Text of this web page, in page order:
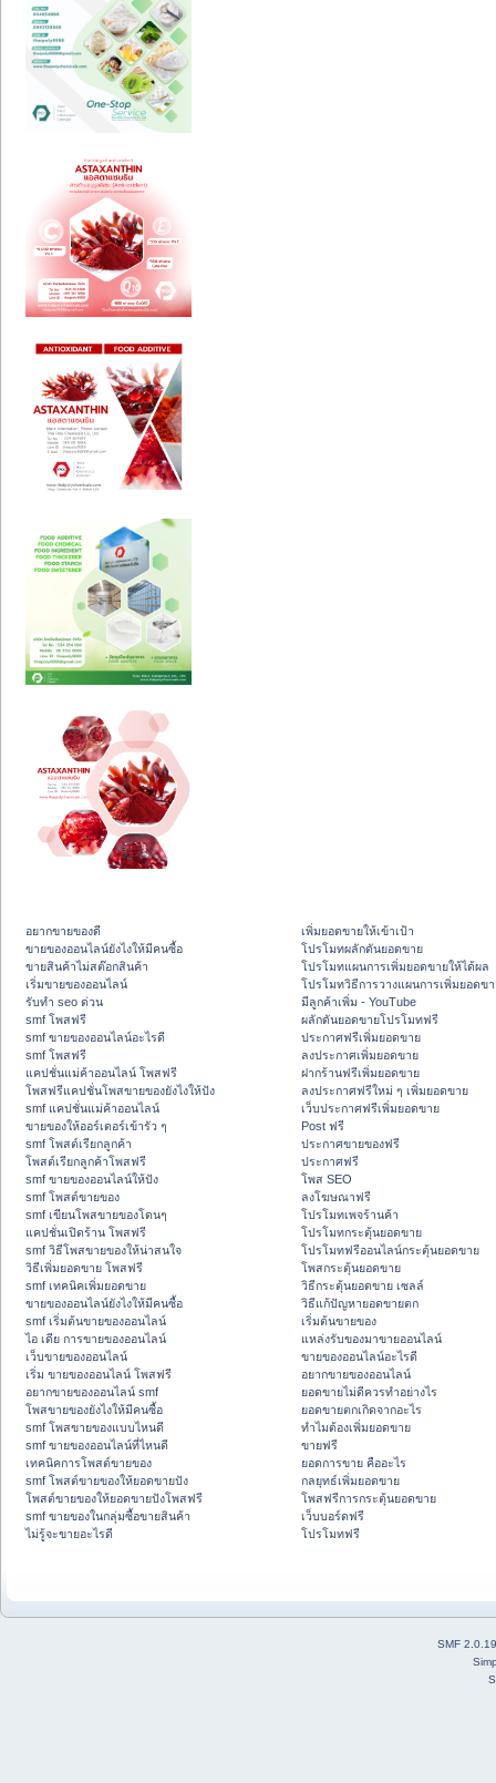
อยากขายของดี
ขายของออนไลน์ยังไงให้มีคนซื้อ
ขายสินค้าไม่สต๊อกสินค้า
เริ่มขายของออนไลน์
รับทำ seo ด่วน
smf โพสฟรี
smf ขายของออนไลน์อะไรดี
smf โพสฟรี
แคปชั่นแม่ค้าออนไลน์ โพสฟรี
โพสฟรีแคปชั่นโพสขายของยังไงให้ปัง
smf แคปชั่นแม่ค้าออนไลน์
ขายของให้ออร์เดอร์เข้ารัว ๆ
smf โพสต์เรียกลูกค้า
โพสต์เรียกลูกค้าโพสฟรี
smf ขายของออนไลน์ให้ปัง
smf โพสต์ขายของ
smf เขียนโพสขายของโดนๆ
แคปชั่นเปิดร้าน โพสฟรี
smf วิธีโพสขายของให้น่าสนใจ
วิธีเพิ่มยอดขาย โพสฟรี
smf เทคนิคเพิ่มยอดขาย
ขายของออนไลน์ยังไงให้มีคนซื้อ
smf เริ่มต้นขายของออนไลน์
ไอ เดีย การขายของออนไลน์
เว็บขายของออนไลน์
เริ่ม ขายของออนไลน์ โพสฟรี
อยากขายของออนไลน์ smf
โพสขายของยังไงให้มีคนซื้อ
smf โพสขายของแบบไหนดี
smf ขายของออนไลน์ที่ไหนดี
เทคนิคการโพสต์ขายของ
smf โพสต์ขายของให้ยอดขายปัง
โพสต์ขายของให้ยอดขายปังโพสฟรี
smf ขายของในกลุ่มซื้อขายสินค้า
ไม่รู้จะขายอะไรดี
เพิ่มยอดขายให้เข้าเป้า
โปรโมทผลักดันยอดขาย
โปรโมทแผนการเพิ่มยอดขายให้ได้ผล
โปรโมทวิธีการวางแผนการเพิ่มยอดข
มีลูกค้าเพิ่ม - YouTube
ผลักดันยอดขายโปรโมทฟรี
ประกาศฟรีเพิ่มยอดขาย
ลงประกาศเพิ่มยอดขาย
ฝากร้านฟรีเพิ่มยอดขาย
ลงประกาศฟรีใหม่ ๆ เพิ่มยอดขาย
เว็บประกาศฟรีเพิ่มยอดขาย
Post ฟรี
ประกาศขายของฟรี
ประกาศฟรี
โพส SEO
ลงโฆษณาฟรี
โปรโมทเพจร้านค้า
โปรโมทกระตุ้นยอดขาย
โปรโมทฟรีออนไลน์กระตุ้นยอดขาย
โพสกระตุ้นยอดขาย
วิธีกระตุ้นยอดขาย เซลล์
วิธีแก้ปัญหายอดขายตก
เริ่มต้นขายของ
แหล่งรับของมาขายออนไลน์
ขายของออนไลน์อะไรดี
อยากขายของออนไลน์
ยอดขายไม่ดีควรทำอย่างไร
ยอดขายตกเกิดจากอะไร
ทำไมต้องเพิ่มยอดขาย
ขายฟรี
ยอดการขาย คืออะไร
กลยุทธ์เพิ่มยอดขาย
โพสฟรีการกระตุ้นยอดขาย
เว็บบอร์ดฟรี
โปรโมทฟรี
SMF 2.0.19